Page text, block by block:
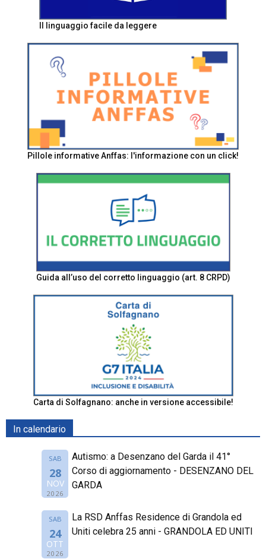
Il linguaggio facile da leggere
Pillole informative Anffas: l'informazione con un click!
Guida all’uso del corretto linguaggio (art. 8 CRPD)
Carta di Solfagnano: anche in versione accessibile!
In calendario
SAB
28
NOV
2026
Autismo: a Desenzano del Garda il 41°
Corso di aggiornamento - DESENZANO DEL
GARDA
SAB
24
OTT
2026
La RSD Anffas Residence di Grandola ed
Uniti celebra 25 anni - GRANDOLA ED UNITI